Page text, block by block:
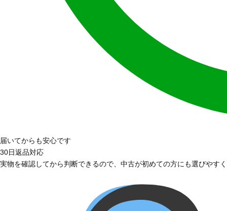
届いてからも安心です
30日返品対応
実物を確認してから判断できるので、中古が初めての方にも選びやす